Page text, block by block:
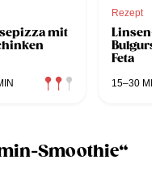
mit
Rezept
Linsen-
Feta
15–30 MIN
Smoothie“